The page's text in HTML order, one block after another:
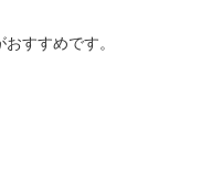
すすめです。